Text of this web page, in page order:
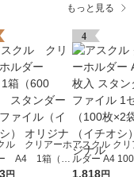
もっと見る
ル クリアーホ
A4 1箱（60
スタンダー
4
アスクル ク
ルダー A4
タンダード
1,818